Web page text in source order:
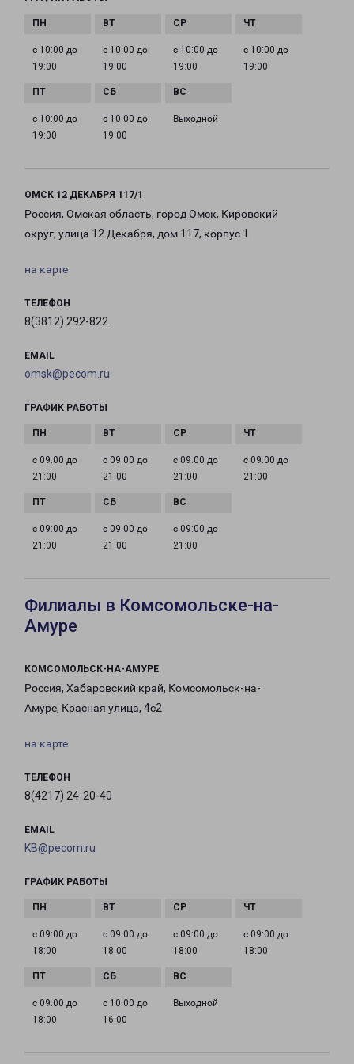
с 10:00 до
19:00
с 10:00 до
19:00
с 10:00 до
19:00
с 10:00 до
19:00
с 10:00 до
19:00
с 10:00 до
19:00
Выходной
ОМСК 12 ДЕКАБРЯ 117/1
Россия, Омская область, город Омск, Кировский
округ, улица 12 Декабря, дом 117, корпус 1
на карте
ТЕЛЕФОН
8(3812) 292-822
EMAIL
omsk@pecom.ru
ГРАФИК РАБОТЫ
с 09:00 до
21:00
с 09:00 до
21:00
с 09:00 до
21:00
с 09:00 до
21:00
с 09:00 до
21:00
с 09:00 до
21:00
с 09:00 до
21:00
Филиалы в Комсомольске-на-
Амуре
КОМСОМОЛЬСК-НА-АМУРЕ
Россия, Хабаровский край, Комсомольск-на-
Амуре, Красная улица, 4с2
на карте
ТЕЛЕФОН
8(4217) 24-20-40
EMAIL
KB@pecom.ru
ГРАФИК РАБОТЫ
с 09:00 до
18:00
с 09:00 до
18:00
с 09:00 до
18:00
с 09:00 до
18:00
с 09:00 до
18:00
с 10:00 до
16:00
Выходной